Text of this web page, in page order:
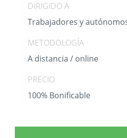
DIRIGIDO A
Trabajadores y
METODOLOGÍA
A distancia / online
PRECIO
100% Bonificable